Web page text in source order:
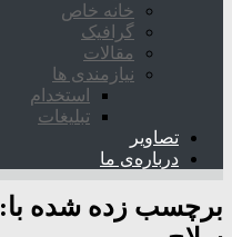
خانه خاص
گرافیک
مقالات
نیازمندی ها
استخدام
تبلیغات
تصاویر
درباره‌ی ما
برچسب زده شده با: